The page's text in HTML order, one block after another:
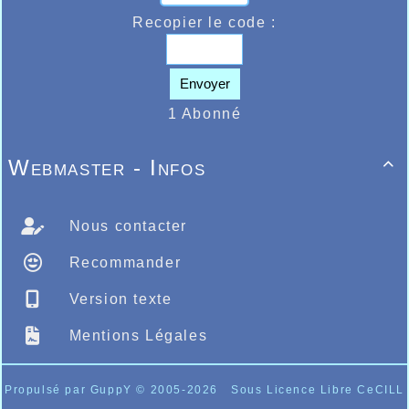
des jaunes et bleus chez les Kid’s
Les résultats ci-dessous :
ICI
Recopier le code :
Envoyer
1 Abonné

Webmaster - Infos
Nous contacter
Recommander
Version texte
Mentions Légales
Propulsé par GuppY© 2005-2026 Sous Licence Libre CeCILL